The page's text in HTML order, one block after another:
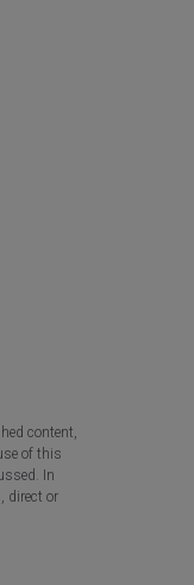
content,
of this
In
direct or